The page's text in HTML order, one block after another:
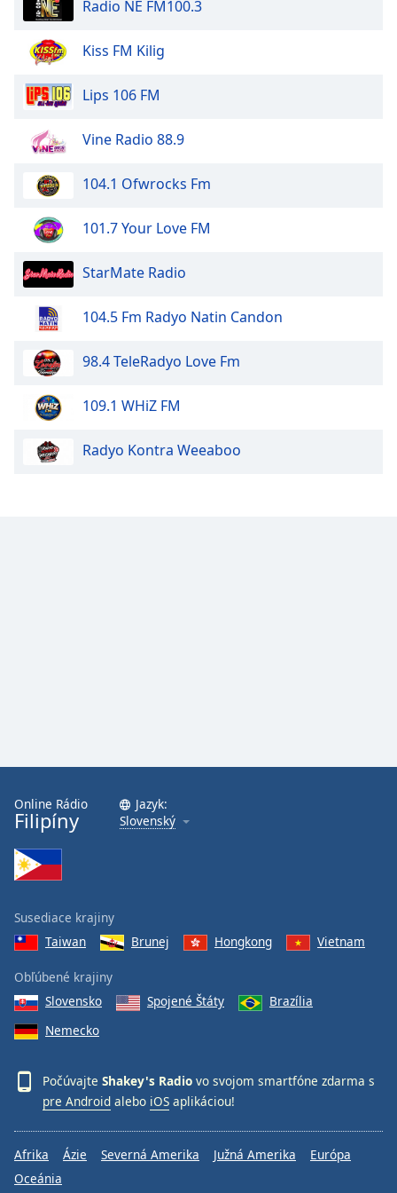
dialog
window.
Escape
cancel
close
window.
Color
Background
Opacity
Font
Family
Reset
Close
Modal
Dialog
End
dialog
window.
Radio NE FM100.3
Kiss FM Kilig
Lips 106 FM
Vine Radio 88.9
104.1 Ofwrocks Fm
101.7 Your Love FM
StarMate Radio
104.5 Fm Radyo Natin Candon
98.4 TeleRadyo Love Fm
109.1 WHiZ FM
Radyo Kontra Weeaboo
Online Rádio
Filipíny
Jazyk:
Slovenský
Susediace krajiny
Taiwan
Brunej Hongkong Vietnam
Obľúbené krajiny
Slovensko
Spojené Štáty
Brazília
Nemecko
Počúvajte Shakey's Radio vo svojom smartfóne zdarma s
pre Android alebo iOS aplikáciou!
Afrika Ázie Severná Amerika Južná Amerika
Európa
Oceánia